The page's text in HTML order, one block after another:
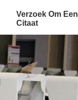
Verzoek Om Een
Citaat